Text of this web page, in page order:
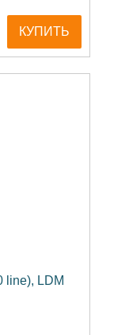
КУПИТЬ
line), LDM